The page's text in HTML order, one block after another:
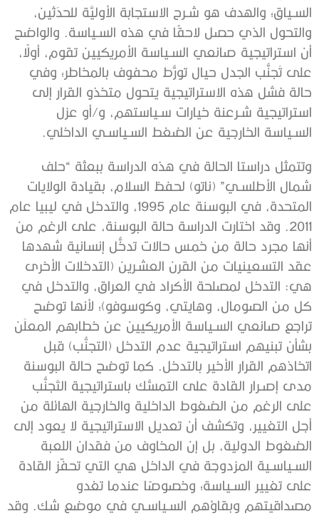
السـياق؛ والهدف هو شـرح الاستجابة الأوليَّة للحدَثين،
والتحول الذي حصل لاحقًا في هذه السـياسة. والواضح
أن استراتيجية صانعي السـياسة الأمريكيين تقوم، أولًا،
على تَجنُّب الجدل حيال تورُّط محفوف بالمخاطر؛ وفي
حالة فشل هذه الاستراتيجية يتحول متخذو القرار إلى
استراتيجية شـرعنة خيارات سـياستهم، و/أو عزل
السـياسة الخارجية عن الضغط السـياسـي الداخلي.
وتتمثل دراستا الحالة في هذه الدراسة ببعثة “حلف
شمال الأطلسـي” (ناتو) لحفظ السلام، بقيادة الولايات
المتحدة، في البوسنة عام 1995، والتدخل في ليبيا عام
2011. وقد اختارت الدراسة حالة البوسنة، على الرغم من
أنها مجرد حالة من خمس حالات تدخُّل إنسانية شهدها
عقد التسعينيات من القرن العشـرين (التدخلات الأخرى
هي: التدخل لمصلحة الأكراد في العراق، والتدخل في
كل من الصومال، وهايتي، وكوسوفو)؛ لأنها توضح
تراجع صانعي السـياسة الأمريكيين عن خطابهم المعلَن
بشأن تبنيهم استراتيجية عدم التدخل (التجنُّب) قبل
اتخاذهم القرار الأخير بالتدخل. كما توضح حالة البوسنة
مدى إصـرار القادة على التمسُّك باستراتيجية التَجنُّب
على الرغم من الضغوط الداخلية والخارجية الهائلة من
أجل التغيير، وتكشف أن تعديل الاستراتيجية لا يعود إلى
الضغوط الدولية، بل إن المخاوف من فقدان اللعبة
السـياسـية المزدوجة في الداخل هي التي تحفّز القادة
على تغيير السـياسة؛ وخصوصًا عندما تغدو
مصداقيتهم وبقاؤهم السـياسـي في موضع شك. وقد